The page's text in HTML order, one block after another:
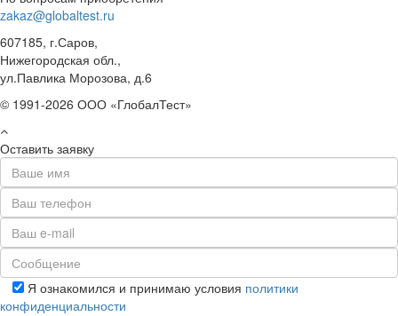
zakaz@globaltest.ru
607185, г.Саров,
Нижегородская обл.,
ул.Павлика Морозова, д.6
© 1991-2026 ООО «ГлобалТест»
Оставить заявку
Я ознакомился и принимаю условия политики
конфиденциальности